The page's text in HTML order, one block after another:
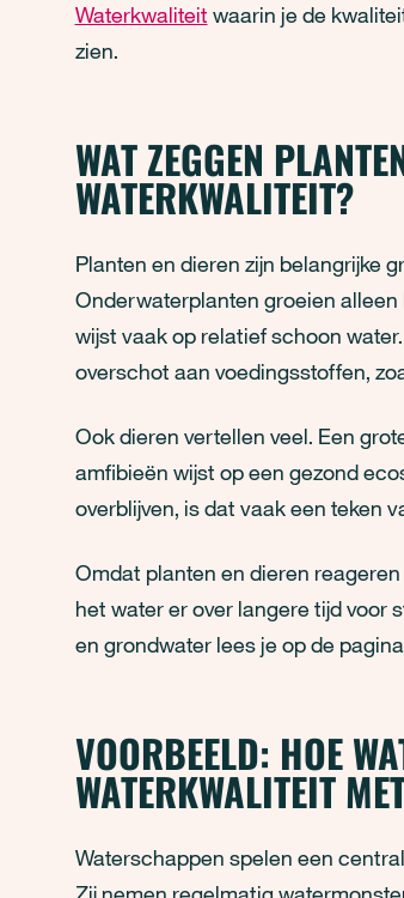
Waterkwaliteit waarin je de
zien.
WAT ZEGGEN
WATERKWALITEIT?
Planten en dieren zijn belangrijke
Onderwaterplanten groeien
wijst vaak op relatief schoon
overschot aan voedingsstoffen,
Ook dieren vertellen veel. Een
amfibieën wijst op een gezond
overblijven, is dat vaak een teken
Omdat planten en dieren
het water er over langere tijd voor
en grondwater lees je op de pagina
VOORBEELD: HOE
WATERKWALITEIT
Waterschappen spelen een